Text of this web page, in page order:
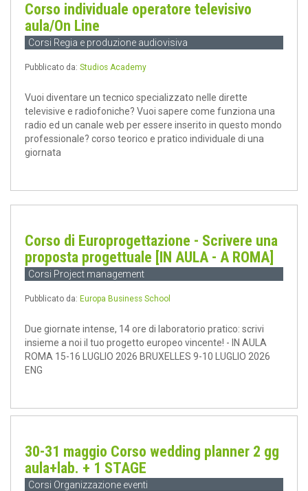
Corso individuale operatore televisivo
aula/On Line
Corsi Regia e produzione audiovisiva
Pubblicato da: Studios Academy
Vuoi diventare un tecnico specializzato nelle dirette
televisive e radiofoniche? Vuoi sapere come funziona una
radio ed un canale web per essere inserito in questo mondo
professionale? corso teorico e pratico individuale di una
giornata
Corso di Europrogettazione - Scrivere una
proposta progettuale [IN AULA - A ROMA]
Corsi Project management
Pubblicato da: Europa Business School
Due giornate intense, 14 ore di laboratorio pratico: scrivi
insieme a noi il tuo progetto europeo vincente! - IN AULA
ROMA 15-16 LUGLIO 2026 BRUXELLES 9-10 LUGLIO 2026
ENG
30-31 maggio Corso wedding planner 2 gg
aula+lab. + 1 STAGE
Corsi Organizzazione eventi